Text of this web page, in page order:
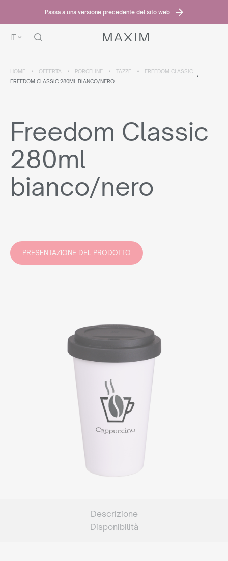
Passa a una versione precedente del sito web
IT
HOME OFFERTA PORCELINE TAZZE
FREEDOM CLASSIC
FREEDOM CLASSIC 280ML BIANCO/NERO
Freedom Classic
280ml
bianco/nero
PRESENTAZIONE DEL PRODOTTO
Descrizione
Disponibilità